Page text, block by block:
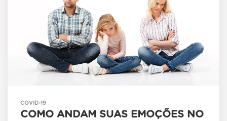
COVID-19
COMO ANDAM SUAS EMOÇÕES NO